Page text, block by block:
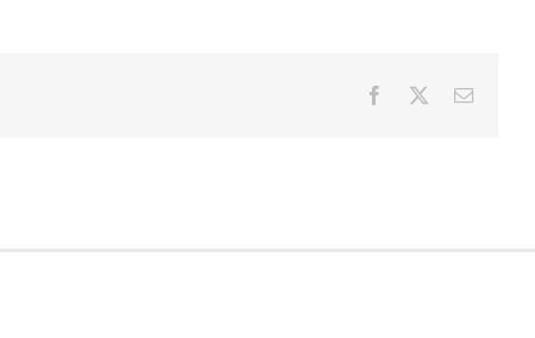
Facebook